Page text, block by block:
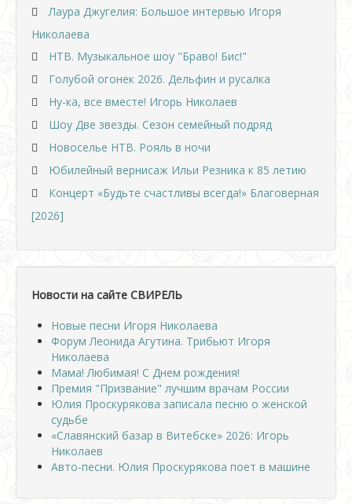
Лаура Джугелия: Большое интервью Игоря
Николаева
НТВ. Музыкальное шоу "Браво! Бис!"
Голубой огонек 2026. Дельфин и русалка
Ну-ка, все вместе! Игорь Николаев
Шоу Две звезды. Сезон семейный подряд
Новоселье НТВ. Рояль в ночи
Юбилейный вернисаж Ильи Резника к 85 летию
Концерт «Будьте счастливы всегда!» Благоверная
[2026]
Новости на сайте СВИРЕЛЬ
Новые песни Игоря Николаева
Форум Леонида Агутина. Трибьют Игоря
Николаева
Мама! Любимая! С Днем рождения!
Премия "Призвание" лучшим врачам России
Юлия Проскурякова записала песню о женской
судьбе
«Славянский базар в Витебске» 2026: Игорь
Николаев
Авто-песни. Юлия Проскурякова поет в машине